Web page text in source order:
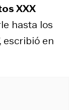
XXX
hasta los
escribió en